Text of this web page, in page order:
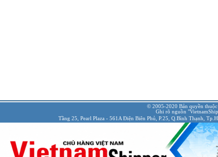
© 2005-2020 Bản quyền
Ghi rõ nguồn
Tầng 25, Pearl Plaza - 561A Điện Biên Phủ, P.25, Q.Bình Thạnh,